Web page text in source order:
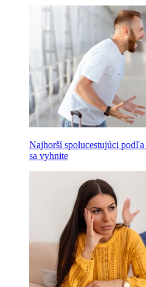
Najhorší spolucestujúci
sa vyhnite